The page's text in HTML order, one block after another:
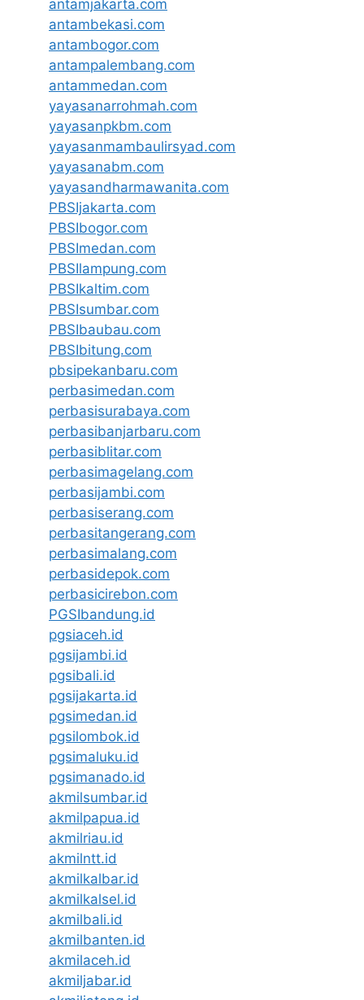
antamjakarta.com
antambekasi.com
antambogor.com
antampalembang.com
antammedan.com
yayasanarrohmah.com
yayasanpkbm.com
yayasanmambaulirsyad.com
yayasanabm.com
yayasandharmawanita.com
PBSIjakarta.com
PBSIbogor.com
PBSImedan.com
PBSIlampung.com
PBSIkaltim.com
PBSIsumbar.com
PBSIbaubau.com
PBSIbitung.com
pbsipekanbaru.com
perbasimedan.com
perbasisurabaya.com
perbasibanjarbaru.com
perbasiblitar.com
perbasimagelang.com
perbasijambi.com
perbasiserang.com
perbasitangerang.com
perbasimalang.com
perbasidepok.com
perbasicirebon.com
PGSIbandung.id
pgsiaceh.id
pgsijambi.id
pgsibali.id
pgsijakarta.id
pgsimedan.id
pgsilombok.id
pgsimaluku.id
pgsimanado.id
akmilsumbar.id
akmilpapua.id
akmilriau.id
akmilntt.id
akmilkalbar.id
akmilkalsel.id
akmilbali.id
akmilbanten.id
akmilaceh.id
akmiljabar.id